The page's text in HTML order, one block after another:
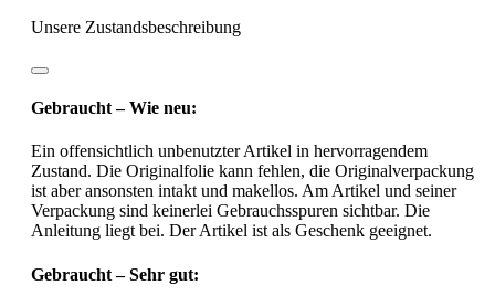
Unsere Zustandsbeschreibung
Gebraucht – Wie neu:
Ein offensichtlich unbenutzter Artikel in hervorragendem
Zustand. Die Originalfolie kann fehlen, die Originalverpackung
ist aber ansonsten intakt und makellos. Am Artikel und seiner
Verpackung sind keinerlei Gebrauchsspuren sichtbar. Die
Anleitung liegt bei. Der Artikel ist als Geschenk geeignet.
Gebraucht – Sehr gut: